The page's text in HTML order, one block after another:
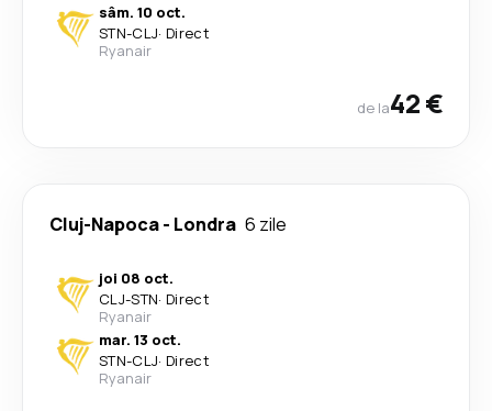
sâm. 10 oct.
STN-CLJ· Direct
Ryanair
de la42 €
Cluj-Napoca- Londra 6 zile
joi 08 oct.
CLJ-STN· Direct
Ryanair
mar. 13 oct.
STN-CLJ· Direct
Ryanair